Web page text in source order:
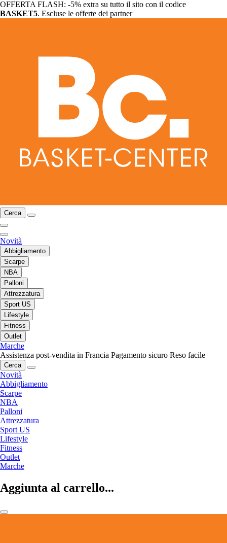
OFFERTA FLASH: -5% extra su tutto il sito con il codice
BASKET5. Escluse le offerte dei partner
Cerca
Novità
Abbigliamento
Scarpe
NBA
Palloni
Attrezzatura
Sport US
Lifestyle
Fitness
Outlet
Marche
Assistenza post-vendita in Francia Pagamento sicuro Reso facile
Cerca
Novità
Abbigliamento
Scarpe
NBA
Palloni
Attrezzatura
Sport US
Lifestyle
Fitness
Outlet
Marche
Aggiunta al carrello...